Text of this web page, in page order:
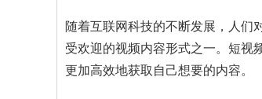
随着互联网科技的不断发展，人们
受欢迎的视频内容形式之一。短视
更加高效地获取自己想要的内容。